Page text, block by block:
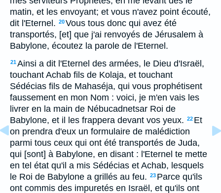
matin, et les envoyant; et vous n'avez point écouté,
dit l'Eternel. 20Vous tous donc qui avez été
transportés, [et] que j'ai renvoyés de Jérusalem à
Babylone, écoutez la parole de l'Eternel.
21Ainsi a dit l'Eternel des armées, le Dieu d'Israël,
touchant Achab fils de Kolaja, et touchant
Sédécias fils de Mahaséja, qui vous prophétisent
faussement en mon Nom : voici, je m'en vais les
livrer en la main de Nébucadnetsar Roi de
Babylone, et il les frappera devant vos yeux. 22 Et
on prendra d'eux un formulaire de malédiction
parmi tous ceux qui ont été transportés de Juda,
qui [sont] à Babylone, en disant : l'Eternel te mette
en tel état qu'il a mis Sédécias et Achab, lesquels
le Roi de Babylone a grillés au feu. 23 Parce qu'ils
ont commis des impuretés en Israël, et qu'ils ont